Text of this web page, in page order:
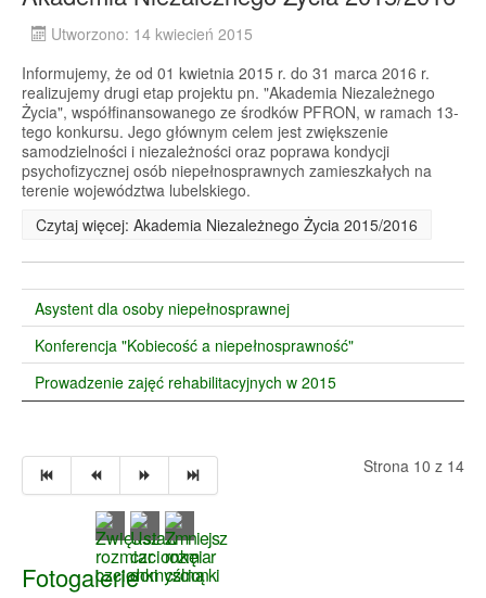
Utworzono: 14 kwiecień 2015
Informujemy, że od 01 kwietnia 2015 r. do 31 marca 2016 r.
realizujemy drugi etap projektu pn. "Akademia Niezależnego
Życia", współfinansowanego ze środków PFRON, w ramach 13-
tego konkursu. Jego głównym celem jest zwiększenie
samodzielności i niezależności oraz poprawa kondycji
psychofizycznej osób niepełnosprawnych zamieszkałych na
terenie województwa lubelskiego.
Czytaj więcej: Akademia Niezależnego Życia 2015/2016
Asystent dla osoby niepełnosprawnej
Konferencja "Kobiecość a niepełnosprawność"
Prowadzenie zajęć rehabilitacyjnych w 2015
Strona 10 z 14
Fotogalerie